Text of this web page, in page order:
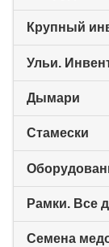
Крупный
Ульи.
Дымари
Стамески
Рамки. Все
Семена